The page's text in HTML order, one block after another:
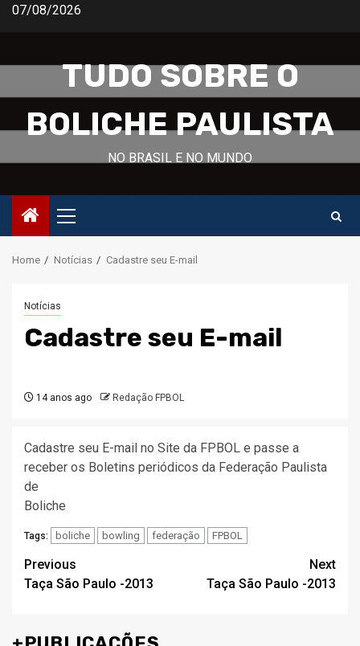
Skip07/08/2026
TUDO SOBRE O
BOLICHE PAULISTA
NO BRASIL E NO MUNDO
Primary
Menu
Home Notícias Cadastre seu E-mail
Notícias
Cadastre seu E-mail
14 anos ago Redação FPBOL
Cadastre seu E-mail no Site da FPBOL e passe a
receber os Boletins periódicos da Federação Paulista
de
Boliche
Tags: boliche bowling federação FPBOL
Post
navigation
Previous
Taça São Paulo -2013
Next
Taça São Paulo -2013